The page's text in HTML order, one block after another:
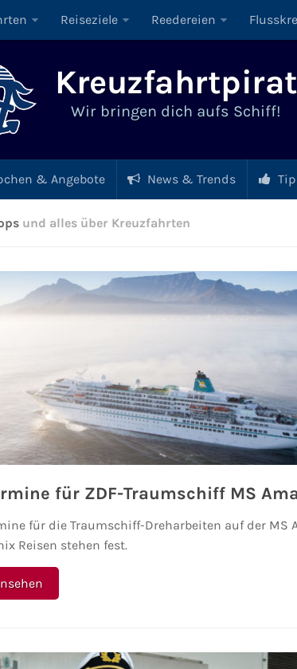
Reiseziele Reedereien
Wir bringen dich aufs Schiff!
& Angebote News & Trends
und alles über Kreuzfahrten
für ZDF-Traumschiff MS
für die Traumschiff-Dreharbeiten auf der MS
Reisen stehen fest.